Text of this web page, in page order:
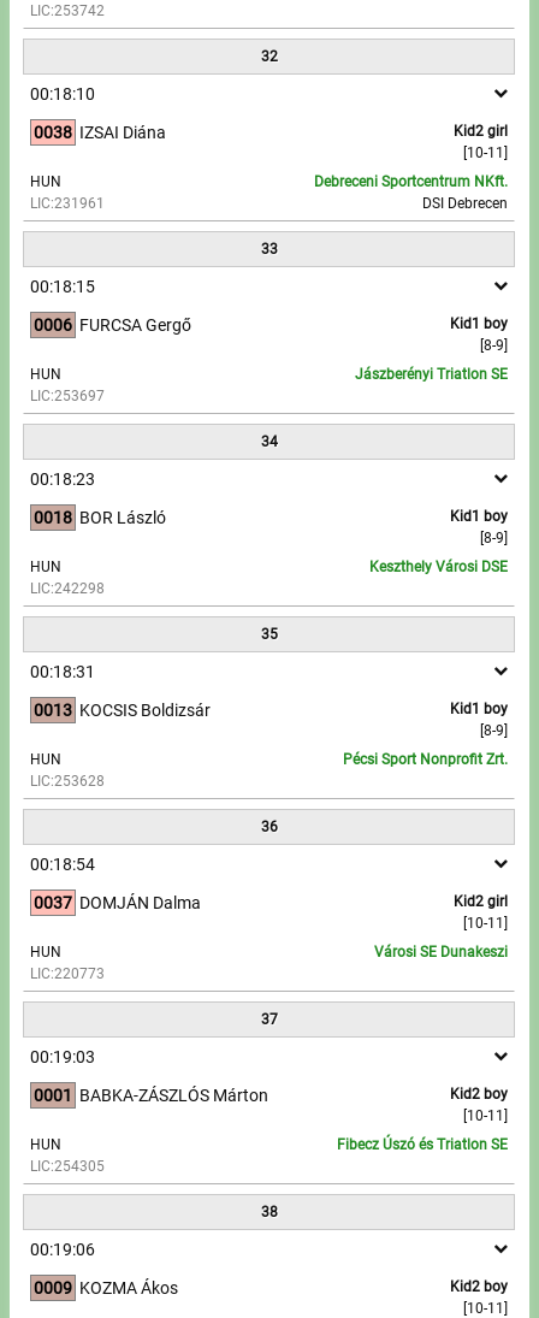
LIC:253742
32
00:18:10
0038
Kid2 girl
[10-11]
IZSAI Diána
HUN
LIC:231961
Debreceni Sportcentrum NKft.
DSI Debrecen
33
00:18:15
0006
Kid1 boy
[8-9]
FURCSA Gergő
HUN
LIC:253697
Jászberényi Triatlon SE
34
00:18:23
0018
Kid1 boy
[8-9]
BOR László
HUN
LIC:242298
Keszthely Városi DSE
35
00:18:31
0013
Kid1 boy
[8-9]
KOCSIS Boldizsár
HUN
LIC:253628
Pécsi Sport Nonprofit Zrt.
36
00:18:54
0037
Kid2 girl
[10-11]
DOMJÁN Dalma
HUN
LIC:220773
Városi SE Dunakeszi
37
00:19:03
0001
Kid2 boy
[10-11]
BABKA-ZÁSZLÓS Márton
HUN
LIC:254305
Fibecz Úszó és Triatlon SE
38
00:19:06
0009
Kid2 boy
[10-11]
KOZMA Ákos